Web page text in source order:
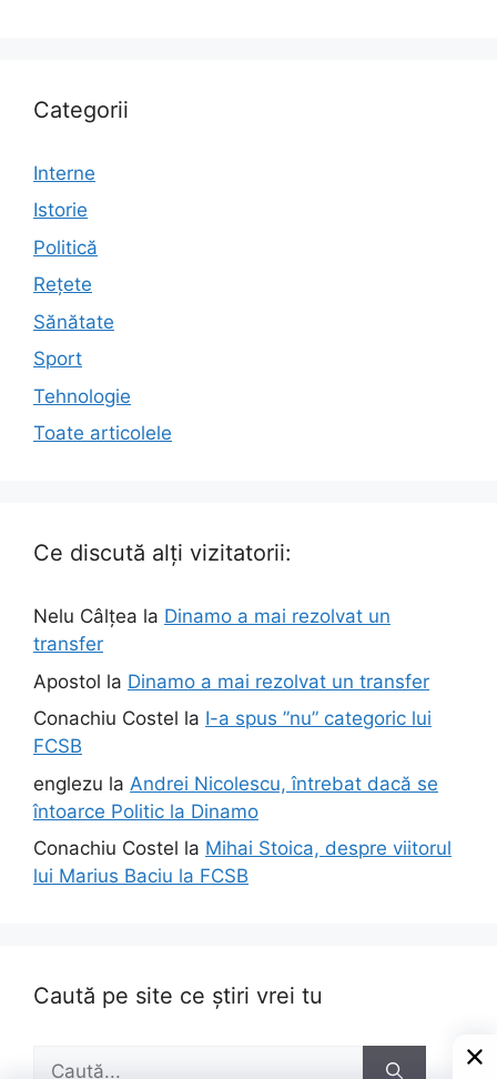
Categorii
Interne
Istorie
Politică
Rețete
Sănătate
Sport
Tehnologie
Toate articolele
Ce discută alți vizitatorii:
Nelu Câlțea la Dinamo a mai rezolvat un
transfer
Apostol la Dinamo a mai rezolvat un transfer
Conachiu Costel la I-a spus ”nu” categoric lui
FCSB
englezu la Andrei Nicolescu, întrebat dacă se
întoarce Politic la Dinamo
Conachiu Costel la Mihai Stoica, despre viitorul
lui Marius Baciu la FCSB
Caută pe site ce știri vrei tu
Caută